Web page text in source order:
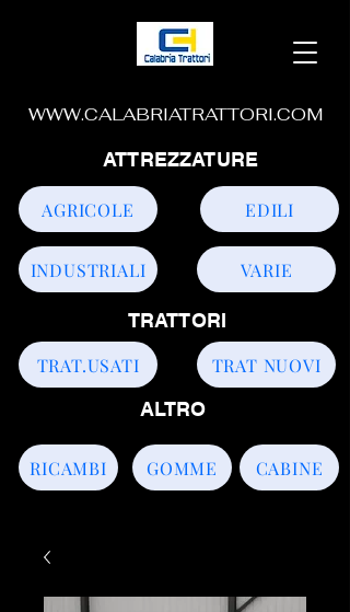
WWW.CALABRIATRATTORI.COM
TRAT.USATI TRAT NUOVI
INDUSTRIALI
AGRICOLE EDILI
VARIE
CABINE
GOMME
RICAMBI
ATTREZZATURE
TRATTORI
ALTRO